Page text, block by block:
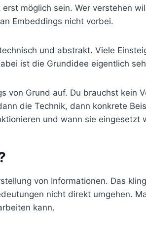
möglich sein. Wer verstehen
Embeddings nicht vorbei.
und abstrakt. Viele
ist die Grundidee eigentlich
von Grund auf. Du brauchst
die Technik, dann konkrete
und wann sie eingesetzt
von Informationen. Das
nicht direkt umgehen.
kann.